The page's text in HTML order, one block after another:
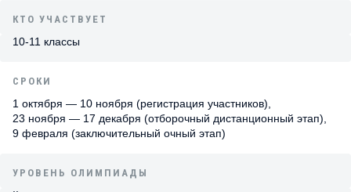
КТО УЧАСТВУЕТ
10-11 классы
СРОКИ
1 октября — 10 ноября (регистрация участников),
23 ноября — 17 декабря (отборочный дистанционный этап),
9 февраля (заключительный очный этап)
УРОВЕНЬ ОЛИМПИАДЫ